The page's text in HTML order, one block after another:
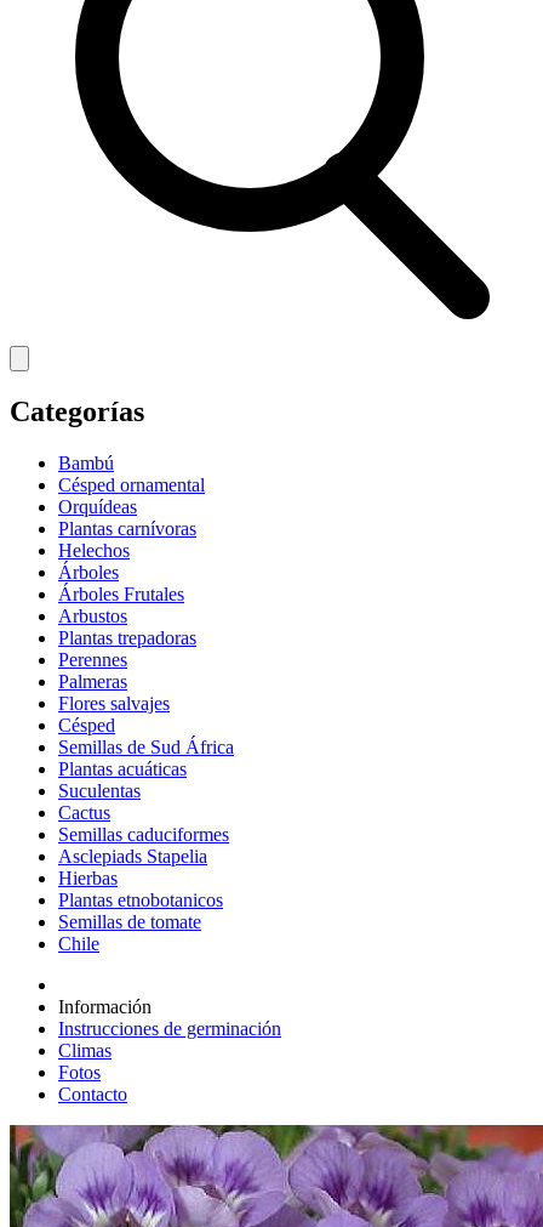
Categorías
Bambú
Césped ornamental
Orquídeas
Plantas carnívoras
Helechos
Árboles
Árboles Frutales
Arbustos
Plantas trepadoras
Perennes
Palmeras
Flores salvajes
Césped
Semillas de Sud África
Plantas acuáticas
Suculentas
Cactus
Semillas caduciformes
Asclepiads Stapelia
Hierbas
Plantas etnobotanicos
Semillas de tomate
Chile
Información
Instrucciones de germinación
Climas
Fotos
Contacto